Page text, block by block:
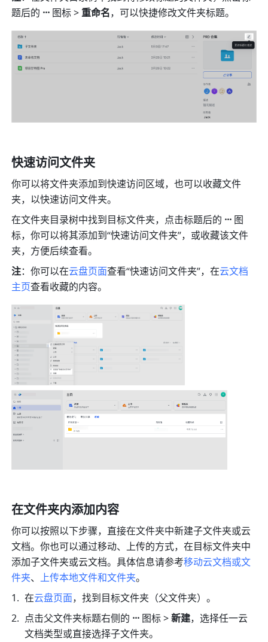
题后的 ··· 图标 > 重命名，可以快捷修改文件夹标题。
快速访问文件夹
你可以将文件夹添加到快速访问区域，也可以收藏文件
夹，以快速访问文件夹。
在文件夹目录树中找到目标文件夹，点击标题后的 ··· 图
标，你可以将其添加到“快速访问文件夹”，或收藏该文件
夹，方便后续查看。
注：你可以在云盘页面查看“快速访问文件夹”，在云文档
主页查看收藏的内容。
在文件夹内添加内容
你可以按照以下步骤，直接在文件夹中新建子文件夹或云
文档。你也可以通过移动、上传的方式，在目标文件夹中
添加子文件夹或云文档。具体信息请参考移动云文档或文
件夹、上传本地文件和文件夹。
在云盘页面，找到目标文件夹（父文件夹）。
点击父文件夹标题右侧的 ··· 图标 > 新建，选择任一云
文档类型或直接选择子文件夹。